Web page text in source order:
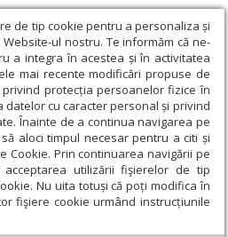
de tip cookie pentru a personaliza și
ul nostru. Te informăm că ne-
a integra în acestea și în activitatea
mai recente modificări propuse de
privind protecția persoanelor fizice în
datelor cu caracter personal și privind
Înainte de a continua navigarea pe
aloci timpul necesar pentru a citi și
Cookie. Prin continuarea navigării pe
utilizării fişierelor de tip
Nu uita totuși că poți modifica în
fişiere cookie urmând instrucțiunile
și idei › Taina sfințeniei:
apropie pe om de Dumnezeu
pocăința și
pe om de Dumnezeu